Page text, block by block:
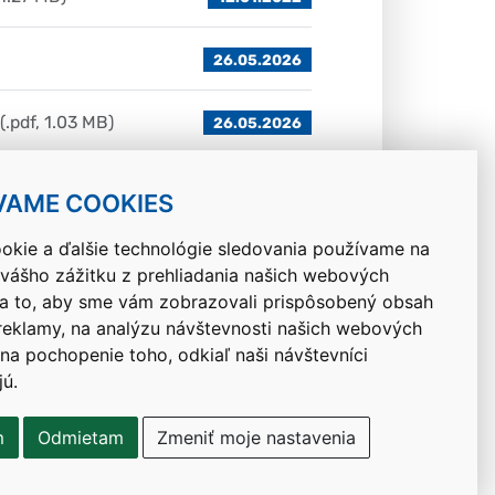
COOKIES
a ďalšie technológie sledovania používame na
zážitku z prehliadania našich webových
to, aby sme vám zobrazovali prispôsobený obsah
na analýzu návštevnosti našich webových
pochopenie toho, odkiaľ naši návštevníci
Odmietam Zmeniť moje nastavenia
26.05.2026
(.pdf, 1.03 MB) 26.05.2026
Návrat hore